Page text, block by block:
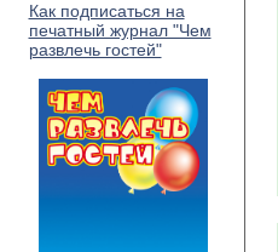
Как подписаться на
печатный журнал "Чем
развлечь гостей"